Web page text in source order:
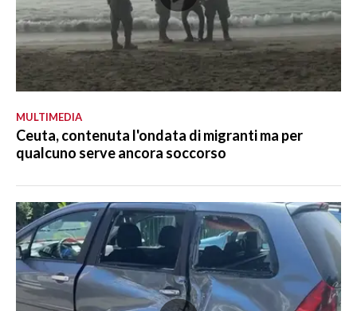
MULTIMEDIA
Ceuta, contenuta l'ondata di migranti ma per
qualcuno serve ancora soccorso